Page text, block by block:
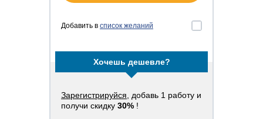
Добавить в список желаний
Хочешь дешевле?
Зарегистрируйся , добавь 1 работу и
получи скидку 30% !